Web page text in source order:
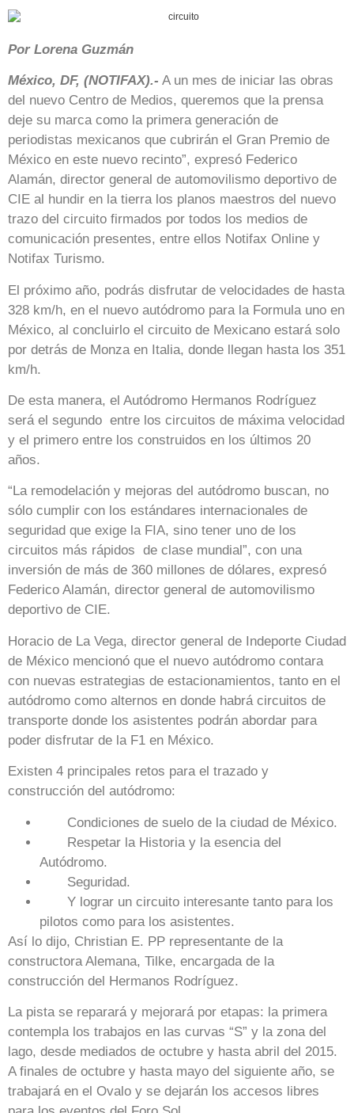
Por Lorena Guzmán
México, DF, (NOTIFAX).- A un mes de iniciar las obras
del nuevo Centro de Medios, queremos que la prensa
deje su marca como la primera generación de
periodistas mexicanos que cubrirán el Gran Premio de
México en este nuevo recinto”, expresó Federico
Alamán, director general de automovilismo deportivo de
CIE al hundir en la tierra los planos maestros del nuevo
trazo del circuito firmados por todos los medios de
comunicación presentes, entre ellos Notifax Online y
Notifax Turismo.
El próximo año, podrás disfrutar de velocidades de hasta
328 km/h, en el nuevo autódromo para la Formula uno en
México, al concluirlo el circuito de Mexicano estará solo
por detrás de Monza en Italia, donde llegan hasta los 351
km/h.
De esta manera, el Autódromo Hermanos Rodríguez
será el segundo entre los circuitos de máxima velocidad
y el primero entre los construidos en los últimos 20
años.
“La remodelación y mejoras del autódromo buscan, no
sólo cumplir con los estándares internacionales de
seguridad que exige la FIA, sino tener uno de los
circuitos más rápidos de clase mundial”, con una
inversión de más de 360 millones de dólares, expresó
Federico Alamán, director general de automovilismo
deportivo de CIE.
Horacio de La Vega, director general de Indeporte Ciudad
de México mencionó que el nuevo autódromo contara
con nuevas estrategias de estacionamientos, tanto en el
autódromo como alternos en donde habrá circuitos de
transporte donde los asistentes podrán abordar para
poder disfrutar de la F1 en México.
Existen 4 principales retos para el trazado y
construcción del autódromo:
Condiciones de suelo de la ciudad de México.
Respetar la Historia y la esencia del
Autódromo.
Seguridad.
Y lograr un circuito interesante tanto para los
pilotos como para los asistentes.
Así lo dijo, Christian E. PP representante de la
constructora Alemana, Tilke, encargada de la
construcción del Hermanos Rodríguez.
La pista se reparará y mejorará por etapas: la primera
contempla los trabajos en las curvas “S” y la zona del
lago, desde mediados de octubre y hasta abril del 2015.
A finales de octubre y hasta mayo del siguiente año, se
trabajará en el Ovalo y se dejarán los accesos libres